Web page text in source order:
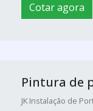
Cotar agora
Pintura de
JK Instalação de